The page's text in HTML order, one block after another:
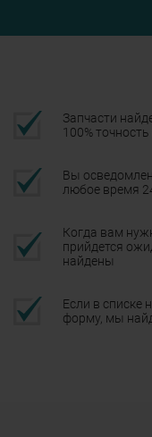
Запчасти
100%
Вы
любое время
Когда вам
прийдется
найдены
Если в списке
форму, мы